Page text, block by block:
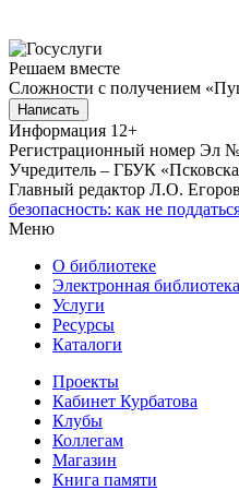
Решаем вместе
Сложности с получением
Написать
Информация 12+
Регистрационный номер Эл №
Учредитель – ГБУК
Главный редактор Л.О.
безопасность: как не
Меню
О библиотеке
Электронная библиотека
Услуги
Ресурсы
Каталоги
Проекты
Кабинет Курбатова
Клубы
Коллегам
Магазин
Книга памяти